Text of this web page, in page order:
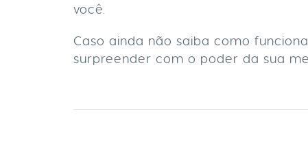
você.
Caso ainda não saiba como
surpreender com o poder da sua